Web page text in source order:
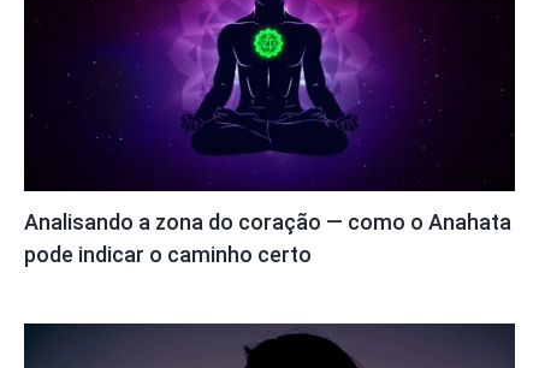
Analisando a zona do coração — como o Anahata
pode indicar o caminho certo